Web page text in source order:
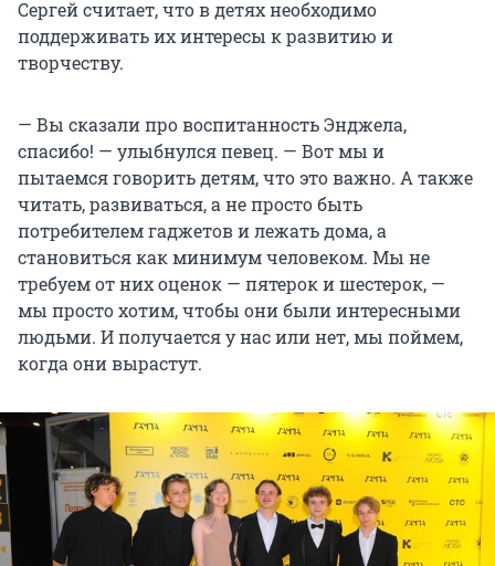
Сергей считает, что в детях необходимо
поддерживать их интересы к развитию и
творчеству.
— Вы сказали про воспитанность Энджела,
спасибо! — улыбнулся певец. — Вот мы и
пытаемся говорить детям, что это важно. А также
читать, развиваться, а не просто быть
потребителем гаджетов и лежать дома, а
становиться как минимум человеком. Мы не
требуем от них оценок — пятерок и шестерок, —
мы просто хотим, чтобы они были интересными
людьми. И получается у нас или нет, мы поймем,
когда они вырастут.